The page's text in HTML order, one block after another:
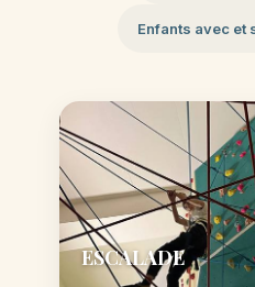
Enfants avec et
ESCALADE